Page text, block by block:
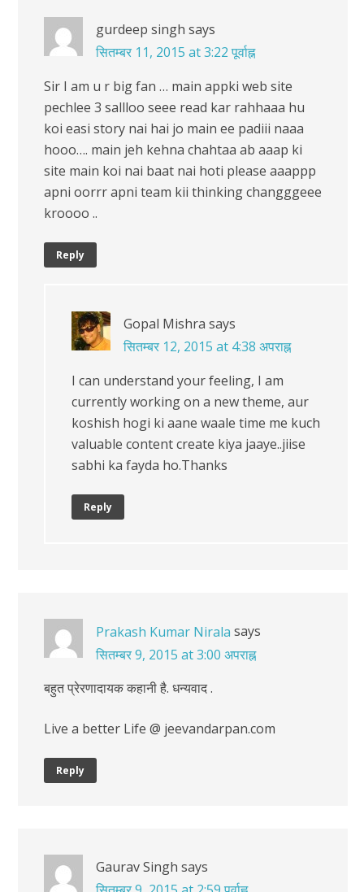
gurdeep singh says
सितम्बर 11, 2015 at 3:22 पूर्वाह्न
Sir I am u r big fan … main appki web site
pechlee 3 sallloo seee read kar rahhaaa hu
koi easi story nai hai jo main ee padiii naaa
hooo…. main jeh kehna chahtaa ab aaap ki
site main koi nai baat nai hoti please aaappp
apni oorrr apni team kii thinking changggeee
kroooo ..
Reply
Gopal Mishra says
सितम्बर 12, 2015 at 4:38 अपराह्न
I can understand your feeling, I am
currently working on a new theme, aur
koshish hogi ki aane waale time me kuch
valuable content create kiya jaaye..jiise
sabhi ka fayda ho.Thanks
Reply
Prakash Kumar Nirala says
सितम्बर 9, 2015 at 3:00 अपराह्न
बहुत प्रेरणादायक कहानी है. धन्यवाद .
Live a better Life @ jeevandarpan.com
Reply
Gaurav Singh says